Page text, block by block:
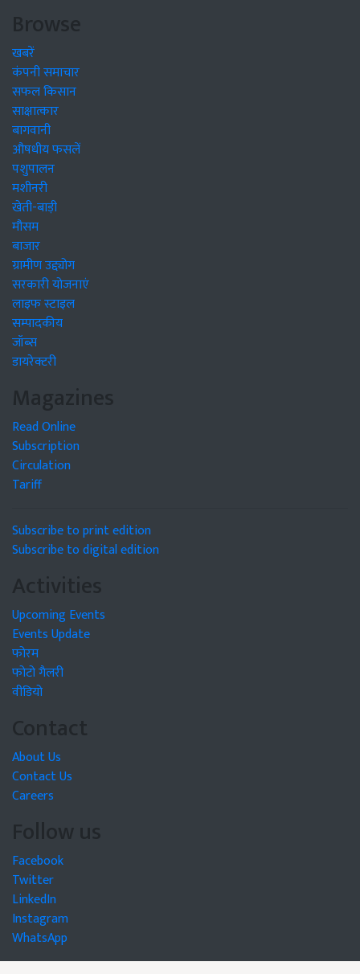
Browse
खबरें
कंपनी समाचार
सफल किसान
साक्षात्कार
बागवानी
औषधीय फसलें
पशुपालन
मशीनरी
खेती-बाड़ी
मौसम
बाजार
ग्रामीण उद्द्योग
सरकारी योजनाएं
लाइफ स्टाइल
सम्पादकीय
जॉब्स
डायरेक्टरी
Magazines
Read Online
Subscription
Circulation
Tariff
Subscribe to print edition
Subscribe to digital edition
Activities
Upcoming Events
Events Update
फोरम
फोटो गैलरी
वीडियो
Contact
About Us
Contact Us
Careers
Follow us
Facebook
Twitter
LinkedIn
Instagram
WhatsApp